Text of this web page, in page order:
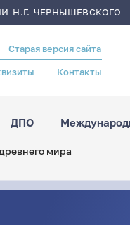
Н.Г. ЧЕРНЫШЕВСКОГО
Старая версия сайта
Контакты
ДПО
мира